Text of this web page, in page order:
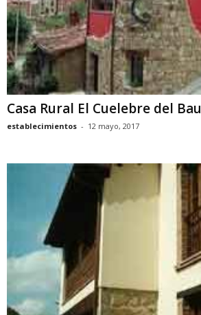
Casa Rural El Cuelebre del Bau
establecimientos - 12 mayo, 2017